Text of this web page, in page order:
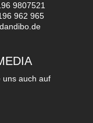
9807521
962 965
uns auch auf